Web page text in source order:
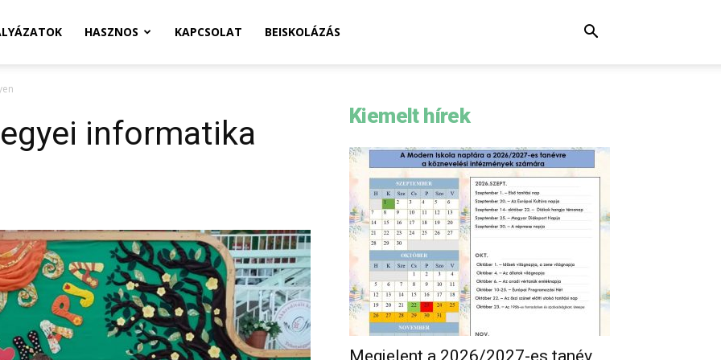
HASZNOS KAPCSOLAT BEISKOLÁZÁS
informatika
Kiemelt hírek
Megjelent a 2026/2027-es tanév